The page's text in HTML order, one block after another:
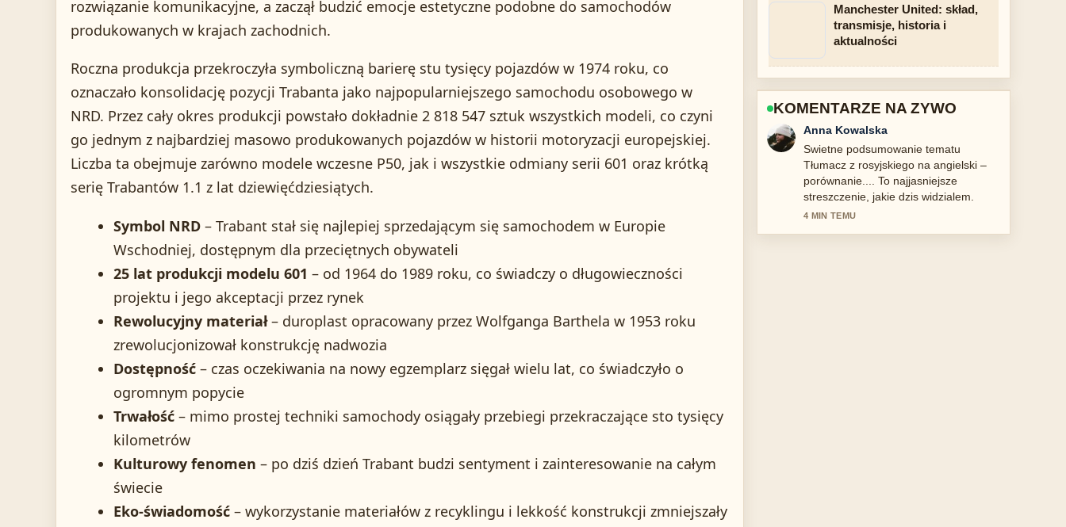
rozwiązanie komunikacyjne, a zaczął budzić emocje estetyczne podobne do samochodów
produkowanych w krajach zachodnich.
Roczna produkcja przekroczyła symboliczną barierę stu tysięcy pojazdów w 1974 roku, co
oznaczało konsolidację pozycji Trabanta jako najpopularniejszego samochodu osobowego w
NRD. Przez cały okres produkcji powstało dokładnie 2 818 547 sztuk wszystkich modeli, co czyni
go jednym z najbardziej masowo produkowanych pojazdów w historii motoryzacji europejskiej.
Liczba ta obejmuje zarówno modele wczesne P50, jak i wszystkie odmiany serii 601 oraz krótką
serię Trabantów 1.1 z lat dziewięćdziesiątych.
Symbol NRD – Trabant stał się najlepiej sprzedającym się samochodem w Europie
Wschodniej, dostępnym dla przeciętnych obywateli
25 lat produkcji modelu 601 – od 1964 do 1989 roku, co świadczy o długowieczności
projektu i jego akceptacji przez rynek
Rewolucyjny materiał– duroplast opracowany przez Wolfganga Barthela w 1953 roku
zrewolucjonizował konstrukcję nadwozia
Dostępność – czas oczekiwania na nowy egzemplarz sięgał wielu lat, co świadczyło o
ogromnym popycie
Trwałość – mimo prostej techniki samochody osiągały przebiegi przekraczające sto tysięcy
kilometrów
Kulturowy fenomen – po dziś dzień Trabant budzi sentyment i zainteresowanie na całym
świecie
Eko-świadomość – wykorzystanie materiałów z recyklingu i lekkość konstrukcji zmniejszały
Manchester United: skład,
transmisje, historia i
aktualności
KOMENTARZE NA ZYWO
Jan Nowak
Sledze Czym jest SCP? Znaczenia
fikcyjne i rzeczywiste... na biezaco i
doceniam wywazony ton.
6 MIN TEMU